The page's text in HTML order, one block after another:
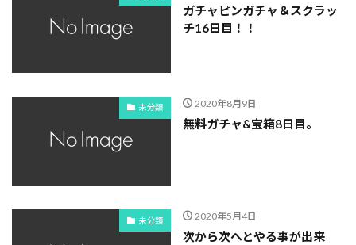
ガチャピンガチャ＆スクラッ
チ16日目！！
未分類 2020年8月9日
無料ガチャ&宝箱8日目。
未分類 2020年5月4日
次から次へとやる事が出来